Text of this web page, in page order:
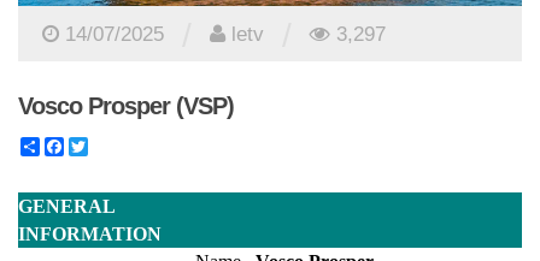
14/07/2025 letv 3,297
Vosco Prosper (VSP)
ShareFacebook
GENERAL
INFORMATION